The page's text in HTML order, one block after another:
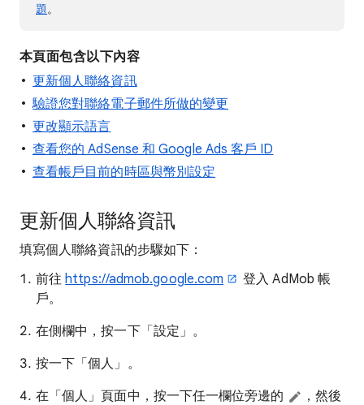
題。
本頁面包含以下內容
更新個人聯絡資訊
驗證您對聯絡電子郵件所做的變更
更改顯示語言
查看您的 AdSense 和 Google Ads 客戶 ID
查看帳戶目前的時區與幣別設定
更新個人聯絡資訊
填寫個人聯絡資訊的步驟如下：
前往https://admob.google.com
登入 AdMob 帳
戶。
在側欄中，按一下「設定」 。
按一下「個人」 。
在「個人」頁面中，按一下任一欄位旁邊的
，然後